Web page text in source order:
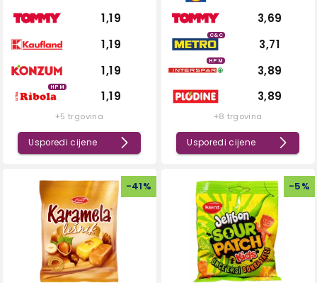
1,19
1,19
1,19
HPM
1,19
+5 trgovina
Usporedi cijene
3,69
C&C
3,71
HPM
3,89
3,89
+8 trgovina
Usporedi cijene
-41% -5%